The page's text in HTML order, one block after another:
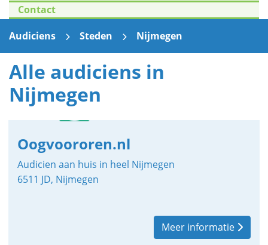
Contact
Audiciens
Steden Nijmegen
Alle audiciens in
Nijmegen
Oogvoororen.nl
Audicien aan huis in heel Nijmegen
6511 JD, Nijmegen
Meer informatie